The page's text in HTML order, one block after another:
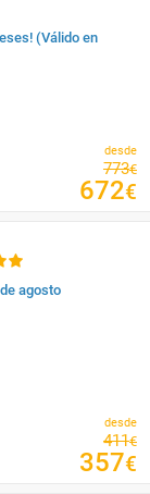
(Válido en
desde
773€
672€
agosto
desde
411€
357€